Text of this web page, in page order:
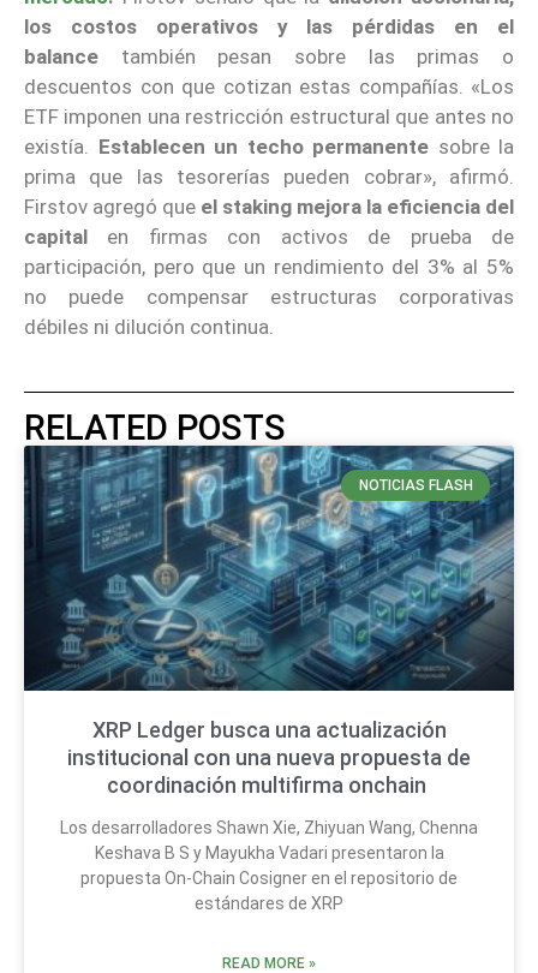
los costos operativos y las pérdidas en el
balance también pesan sobre las primas o
descuentos con que cotizan estas compañías. «Los
ETF imponen una restricción estructural que antes no
existía. Establecen un techo permanente sobre la
prima que las tesorerías pueden cobrar», afirmó.
Firstov agregó que el staking mejora la eficiencia del
capital en firmas con activos de prueba de
participación, pero que un rendimiento del 3% al 5%
no puede compensar estructuras corporativas
débiles ni dilución continua.
RELATED POSTS
NOTICIAS FLASH
XRP Ledger busca una actualización
institucional con una nueva propuesta de
coordinación multifirma onchain
Los desarrolladores Shawn Xie, Zhiyuan Wang, Chenna
Keshava B S y Mayukha Vadari presentaron la
propuesta On-Chain Cosigner en el repositorio de
estándares de XRP
READ MORE »